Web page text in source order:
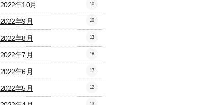
2022年10月 10
2022年9月 10
2022年8月 13
2022年7月 18
2022年6月 17
2022年5月 12
13